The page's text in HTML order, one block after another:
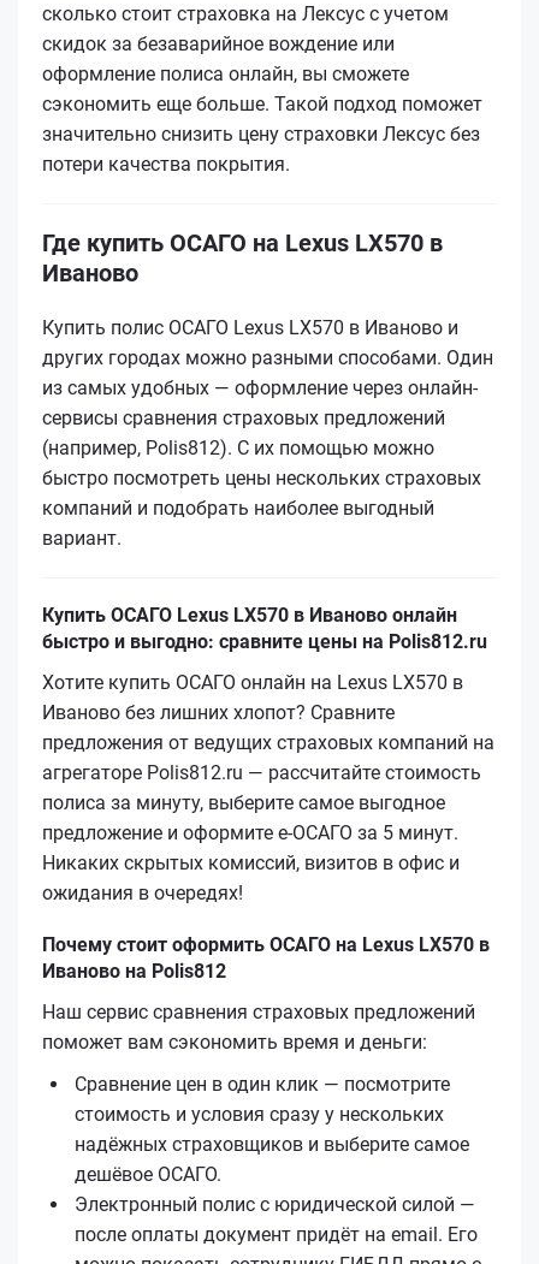
сколько стоит страховка на Лексус с учетом
скидок за безаварийное вождение или
оформление полиса онлайн, вы сможете
сэкономить еще больше. Такой подход поможет
значительно снизить цену страховки Лексус без
потери качества покрытия.
Где купить ОСАГО на Lexus LX570 в
Иваново
Купить полис ОСАГО Lexus LX570 в Иваново и
других городах можно разными способами. Один
из самых удобных — оформление через онлайн-
сервисы сравнения страховых предложений
(например, Polis812). С их помощью можно
быстро посмотреть цены нескольких страховых
компаний и подобрать наиболее выгодный
вариант.
Купить ОСАГО Lexus LX570 в Иваново онлайн
быстро и выгодно: сравните цены на Polis812.ru
Хотите купить ОСАГО онлайн на Lexus LX570 в
Иваново без лишних хлопот? Сравните
предложения от ведущих страховых компаний на
агрегаторе Polis812.ru — рассчитайте стоимость
полиса за минуту, выберите самое выгодное
предложение и оформите е‑ОСАГО за 5 минут.
Никаких скрытых комиссий, визитов в офис и
ожидания в очередях!
Почему стоит оформить ОСАГО на Lexus LX570 в
Иваново на Polis812
Наш сервис сравнения страховых предложений
поможет вам сэкономить время и деньги:
Сравнение цен в один клик — посмотрите
стоимость и условия сразу у нескольких
надёжных страховщиков и выберите самое
дешёвое ОСАГО.
Электронный полис с юридической силой —
после оплаты документ придёт на email. Его